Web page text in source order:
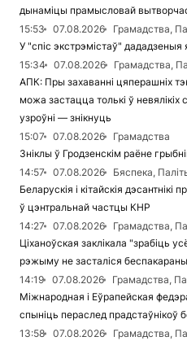
дынаміцы прамысловай
15:53
07.08.2026
Грамадства,
У "спіс экстрэмістаў"
15:34
07.08.2026
Грамадства,
АПК: Пры захаванні цяперашніх
можа застацца толькі ў
узроўні — знікнуць
15:07
07.08.2026
Грамадства
Зніклы ў Гродзенскім раёне
14:57
07.08.2026
Бяспека,
Беларускія і кітайскія
ў цэнтральнай частцы КНР
14:27
07.08.2026
Грамадства,
Ціханоўская заклікала "зрабіць
рэжыму не засталіся
14:19
07.08.2026
Грамадства,
Міжнародная і Еўрапейская
спыніць пераслед
13:58
07.08.2026
Грамадства,